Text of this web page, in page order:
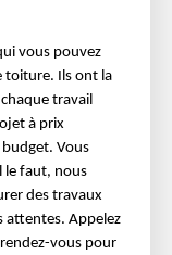
vous pouvez
toiture. Ils ont la
travail
à prix
Vous
le faut, nous
des travaux
attentes. Appelez
vous pour